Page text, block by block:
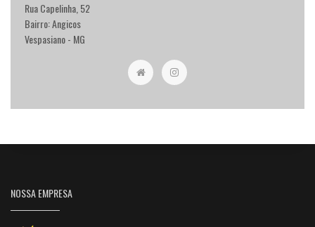
Rua Capelinha, 52
Bairro: Angicos
Vespasiano - MG
NOSSA EMPRESA